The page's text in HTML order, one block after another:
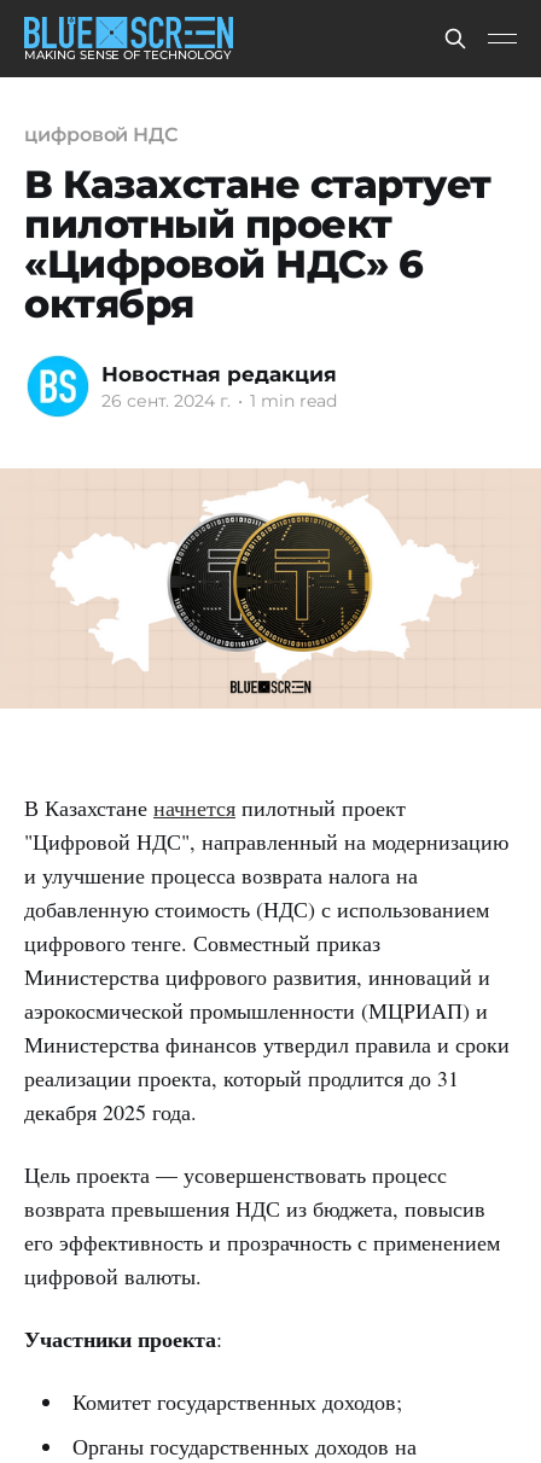
MAKING SENSE OF TECHNOLOGY
цифровой НДС
В Казахстане стартует
пилотный проект
«Цифровой НДС» 6
октября
Новостная редакция
26 сент. 2024 г. • 1 min read
В Казахстане начнется пилотный проект
"Цифровой НДС", направленный на модернизацию
и улучшение процесса возврата налога на
добавленную стоимость (НДС) с использованием
цифрового тенге. Совместный приказ
Министерства цифрового развития, инноваций и
аэрокосмической промышленности (МЦРИАП) и
Министерства финансов утвердил правила и сроки
реализации проекта, который продлится до 31
декабря 2025 года.
Цель проекта — усовершенствовать процесс
возврата превышения НДС из бюджета, повысив
его эффективность и прозрачность с применением
цифровой валюты.
Участники проекта:
Комитет государственных доходов;
Органы государственных доходов на